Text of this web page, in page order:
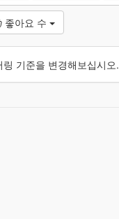
좋아요 수
기준을 변경해보십시오.